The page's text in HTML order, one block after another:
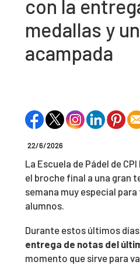
con la
medallas y
acampada
22/6/2026
La Escuela de Pádel de
el broche final a una gran
semana muy especial
alumnos.
Durante estos últimos
entrega de notas del
momento que sirve para